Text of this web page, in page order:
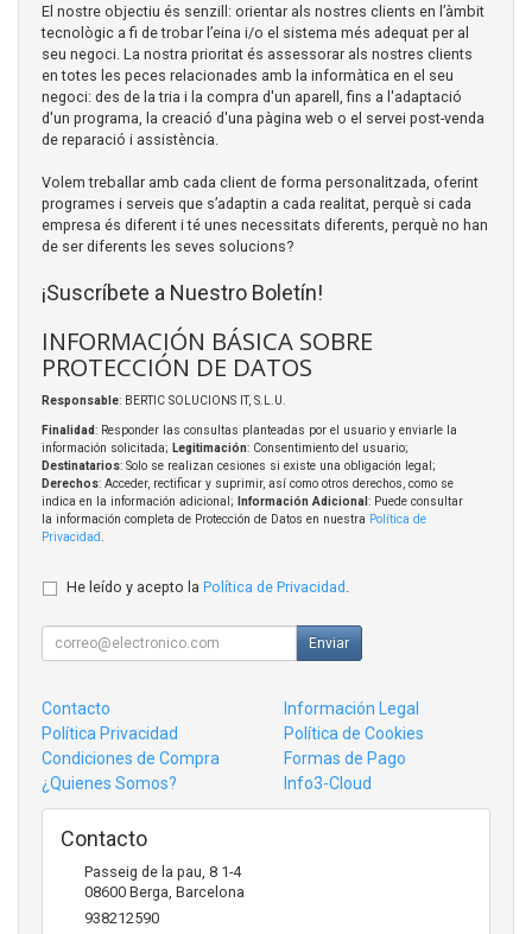
El nostre objectiu és senzill: orientar als nostres clients en l’àmbit
tecnològic a fi de trobar l’eina i/o el sistema més adequat per al
seu negoci. La nostra prioritat és assessorar als nostres clients
en totes les peces relacionades amb la informàtica en el seu
negoci: des de la tria i la compra d'un aparell, fins a l'adaptació
d'un programa, la creació d'una pàgina web o el servei post-venda
de reparació i assistència.
Volem treballar amb cada client de forma personalitzada, oferint
programes i serveis que s’adaptin a cada realitat, perquè si cada
empresa és diferent i té unes necessitats diferents, perquè no han
de ser diferents les seves solucions?
¡Suscríbete a Nuestro Boletín!
INFORMACIÓN BÁSICA SOBRE
PROTECCIÓN DE DATOS
Responsable: BERTIC SOLUCIONS IT, S.L.U.
Finalidad: Responder las consultas planteadas por el usuario y enviarle la
información solicitada; Legitimación: Consentimiento del usuario;
Destinatarios: Solo se realizan cesiones si existe una obligación legal;
Derechos: Acceder, rectificar y suprimir, así como otros derechos, como se
indica en la información adicional;
Información Adicional : Puede consultar
la información completa de Protección de Datos en nuestra Política de
Privacidad
He leído y acepto la Política de Privacidad
Enviar
Contacto
Información Legal
Política Privacidad
Política de Cookies
Condiciones de Compra
Formas de Pago
¿Quienes Somos?
Info3-Cloud
Contacto
Passeig de la pau, 8 1-4
08600 Berga Barcelona
938212590